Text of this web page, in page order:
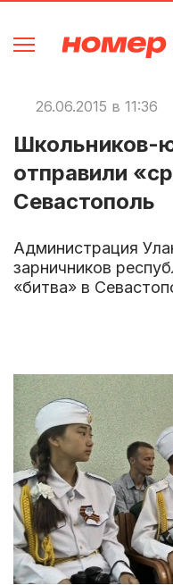
26.06.2015 в 11:36
Школьников-
отправили
Севастополь
Администрация
зарничников
«битва» в